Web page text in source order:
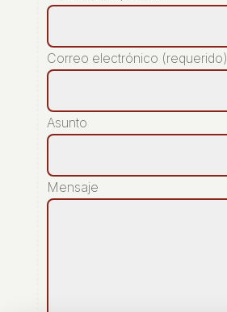
Correo electrónico (requerido)
Asunto
Mensaje